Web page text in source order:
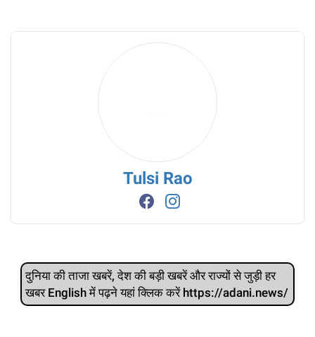
Tulsi Rao
दुनिया की ताजा खबरें, देश की बड़ी खबरें और राज्‍यों से जुड़ी हर
खबर English में पढ़ने यहां क्लिक करें https://adani.news/